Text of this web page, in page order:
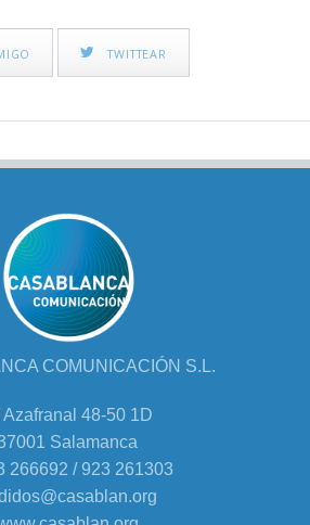
TWITTEAR
COMUNICACIÓN S.L.
Azafranal 48-50 1D
Salamanca
266692 / 923 261303